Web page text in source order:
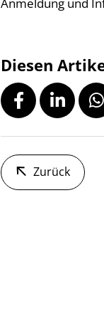
Diesen
Zurück